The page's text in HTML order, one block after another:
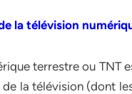
la télévision
terrestre ou TNT
la télévision (dont